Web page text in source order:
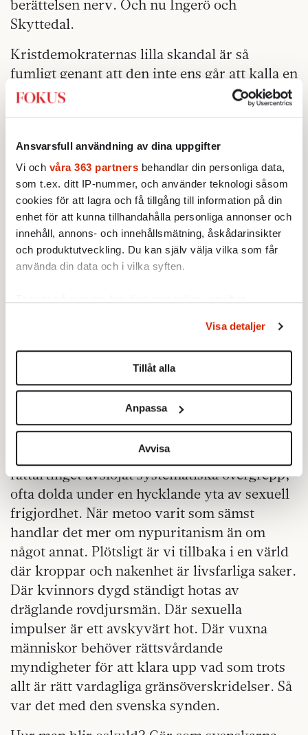
Ansvarsfull användning av dina uppgifter
Vi och våra 363 partners behandlar din personliga data,
som t.ex. ditt IP-nummer, och använder teknologi såsom
cookies för att lagra och få tillgång till information på din
enhet för att kunna tillhandahålla personliga annonser och
innehåll, annons- och innehållsmätning, åskådarinsikter
och produktutveckling. Du kan själv välja vilka som får
använda din data och i vilka syften.
Du kan ändra eller dra tillbaka ditt samtycke när som
helst från cookie-förklaringen.
Vi använder enhetsidentifierare för att anpassa innehållet
för sociala medier och analysera vår trafik. Vi
vidarebefordrar även sådana identifierare och annan
information från din enhet till de sociala medier och
annons- och analysföretag som vi samarbetar med.
Dessa kan i sin tur kombinera informationen med annan
information som du har tillhandahållit eller som de har
samlat in när du har använt deras tjänster.
Om du vill läsa mer om hur vi hanterar personuppgifter
kan du göra dethär .
Visa detaljer
Tillåt alla
Anpassa
Avvisa
berättelsen nerv. Och nu Ingerö och
Skyttedal.
Kristdemokraternas lilla skandal är så
fumligt genant att den inte ens går att kalla en
sexskandal. Möjligen en sängskandal. Enligt
offrets egen version: en full man tar en full
iväg, avvisad. För nio år sedan. Sverige är
chockerat. Ett parti skakat i grunden.
Glödande ledartexter i de största tidningarna.
När metoo varit som bäst har räfst- och
rättartinget avslöjat systematiska övergrepp,
ofta dolda under en hycklande yta av sexuell
frigjordhet. När metoo varit som sämst
handlar det mer om nypuritanism än om
något annat. Plötsligt är vi tillbaka i en värld
där kroppar och nakenhet är livsfarliga saker.
Där kvinnors dygd ständigt hotas av
dräglande rovdjursmän. Där sexuella
impulser är ett avskyvärt hot. Där vuxna
människor behöver rättsvårdande
myndigheter för att klara upp vad som trots
allt är rätt vardagliga gränsöverskridelser. Så
var det med den svenska synden.